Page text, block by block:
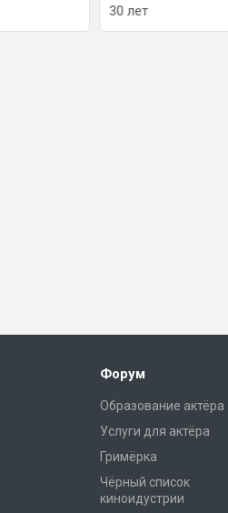
30 лет
Форум
Образование актёра
Услуги для актёра
Гримёрка
Чёрный список
киноидустрии